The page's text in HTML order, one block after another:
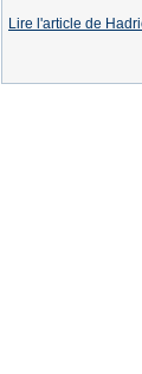
Lire l'article de